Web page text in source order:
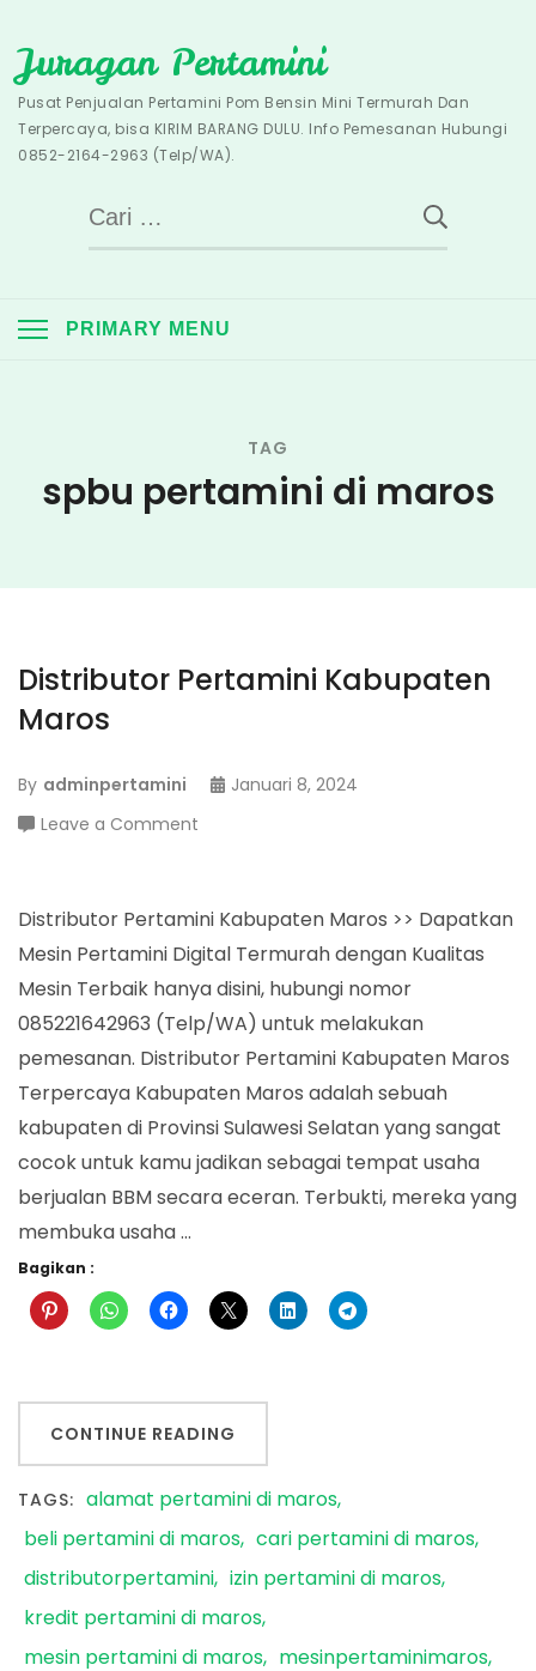
to
content
Juragan Pertamini
Pusat Penjualan Pertamini Pom Bensin Mini Termurah Dan
Terpercaya, bisa KIRIM BARANG DULU. Info Pemesanan Hubungi
0852-2164-2963 (Telp/WA).
Cari
untuk:
PRIMARY MENU
TAG
spbu pertamini di maros
Distributor Pertamini Kabupaten
Maros
By adminpertamini
Januari 8, 2024
Leave a Comment
Kabupaten
Maros
Distributor Pertamini Kabupaten Maros >> Dapatkan
Mesin Pertamini Digital Termurah dengan Kualitas
Mesin Terbaik hanya disini, hubungi nomor
085221642963 (Telp/WA) untuk melakukan
pemesanan. Distributor Pertamini Kabupaten Maros
Terpercaya Kabupaten Maros adalah sebuah
kabupaten di Provinsi Sulawesi Selatan yang sangat
cocok untuk kamu jadikan sebagai tempat usaha
berjualan BBM secara eceran. Terbukti, mereka yang
membuka usaha …
Bagikan :
CONTINUE READING
TAGS: alamat pertamini di maros
beli pertamini di maros cari pertamini di maros
distributorpertamini izin pertamini di maros
kredit pertamini di maros
mesin pertamini di maros
mesinpertaminimaros